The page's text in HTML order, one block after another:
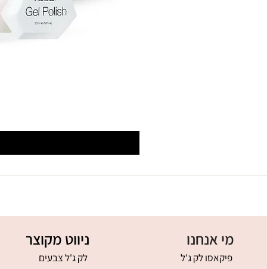
ניווט מקוצר
לק ג'ל צבעים
מי אנחנו
פיקאסו לק ג'ל